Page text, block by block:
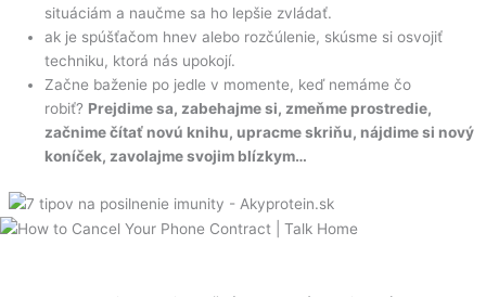
situáciám a naučme sa ho lepšie zvládať.
ak je spúšťačom hnev alebo rozčúlenie, skúsme si osvojiť
techniku, ktorá nás upokojí.
Začne baženie po jedle v momente, keď nemáme čo
robiť? Prejdime sa, zabehajme si, zmeňme prostredie,
začnime čítať novú knihu, upracme skriňu, nájdime si nový
koníček, zavolajme svojim blízkym…